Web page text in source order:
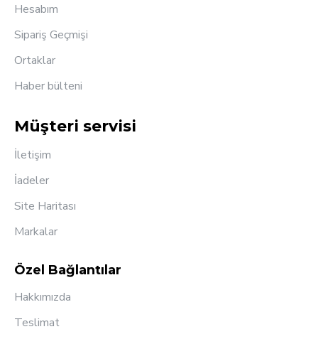
Hesabım
Sipariş Geçmişi
Ortaklar
Haber bülteni
Müşteri servisi
İletişim
İadeler
Site Haritası
Markalar
Özel Bağlantılar
Hakkımızda
Teslimat